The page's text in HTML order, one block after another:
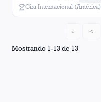
Gira Internacional (América)
Mostrando 1-13de 13
« <